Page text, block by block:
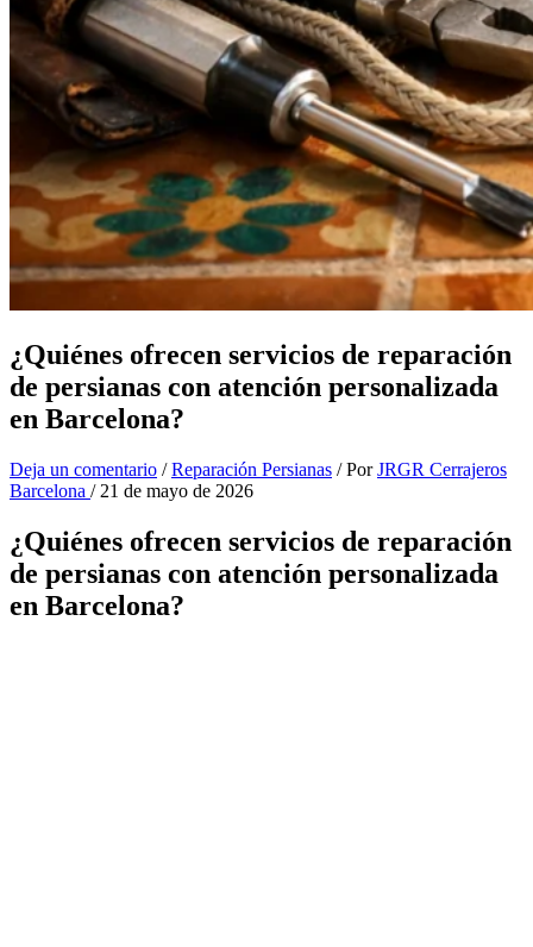
¿Quiénes ofrecen servicios de reparación
de persianas con atención personalizada
en Barcelona?
Deja un comentario /Reparación Persianas / PorJRGR Cerrajeros
Barcelona / 21 de mayo de 2026
¿Quiénes ofrecen servicios de reparación
de persianas con atención personalizada
en Barcelona?